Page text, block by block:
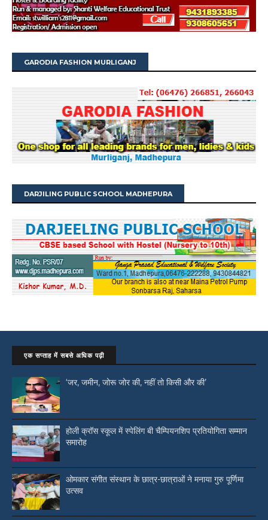
GARODIA FASHION MURLIGANJ
DARJILING PUBLIC SCHOOL MADHEPURA
एक सप्ताह में सबसे अधिक पढ़ी
‘जर, जमीन, जोरू जोर की, नहीं तो किसी और की’
होली क्रॉस स्कूल में स्पेलिंग बी चैम्पियनशिप प्रतियोगिता सम्मान
समारोह
ओमकार संगीत संस्थान के छात्र-छात्राओं ने मनाया गुरु पूर्णिमा
उत्सव